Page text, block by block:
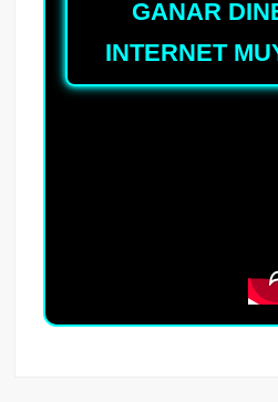
GANAR
INTERNET